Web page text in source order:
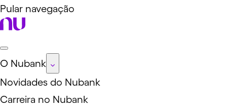
Pular navegação
O Nubank
Novidades do Nubank
Carreira no Nubank